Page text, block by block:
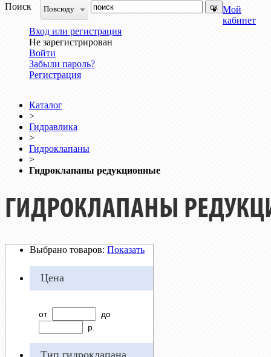
Поиск
Повсюду
Мой
кабинет
Вход или регистрация
Не зарегистрирован
Войти
Забыли пароль?
Регистрация
Каталог
>
Гидравлика
>
Гидроклапаны
>
Гидроклапаны редукционные
ГИДРОКЛАПАНЫ
Выбрано товаров: Показать
Цена
от
до
р.